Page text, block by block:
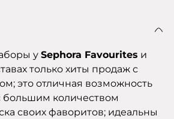
у Sephora Favourites и
только хиты продаж с
это отличная возможность
большим количеством
своих фаворитов; идеальны